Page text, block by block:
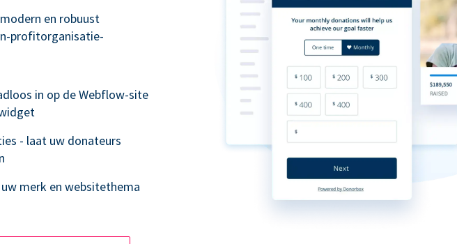
en robuust
profitorganisatie-
in op de Webflow-site
- laat uw donateurs
merk en websitethema